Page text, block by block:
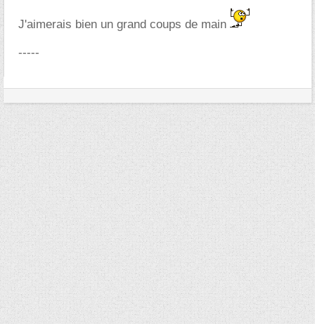
J'aimerais bien un grand coups de main
-----